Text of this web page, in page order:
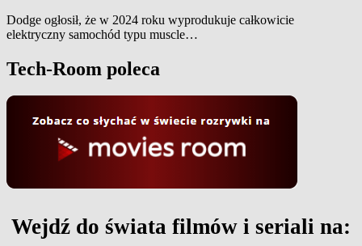
Dodge ogłosił, że w 2024 roku wyprodukuje całkowicie
elektryczny samochód typu muscle…
Tech-Room poleca
Wejdź do świata filmów i seriali na: